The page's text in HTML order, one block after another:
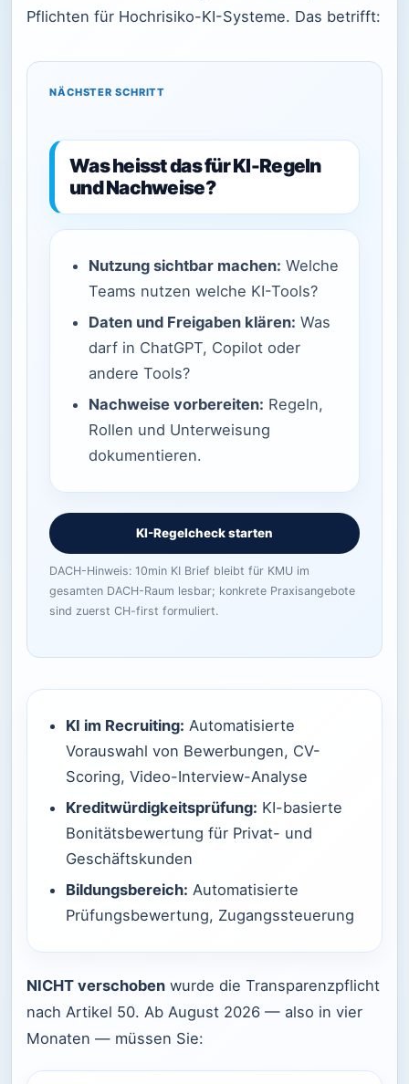
Pflichten für Hochrisiko-KI-Systeme. Das betrifft:
NÄCHSTER SCHRITT
Was heisst das für KI-Regeln
und Nachweise?
Nutzung sichtbar machen: Welche
Teams nutzen welche KI-Tools?
Daten und Freigaben klären: Was
darf in ChatGPT, Copilot oder
andere Tools?
Nachweise vorbereiten: Regeln,
Rollen und Unterweisung
dokumentieren.
KI-Regelcheck starten
DACH-Hinweis: 10min KI Brief bleibt für KMU im
gesamten DACH-Raum lesbar; konkrete Praxisangebote
sind zuerst CH-first formuliert.
KI im Recruiting: Automatisierte
Vorauswahl von Bewerbungen, CV-
Scoring, Video-Interview-Analyse
Kreditwürdigkeitsprüfung: KI-basierte
Bonitätsbewertung für Privat- und
Geschäftskunden
Bildungsbereich: Automatisierte
Prüfungsbewertung, Zugangssteuerung
NICHT verschoben wurde die Transparenzpflicht
nach Artikel 50. Ab August 2026 — also in vier
Monaten — müssen Sie: